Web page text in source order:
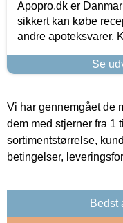
Apopro.dk er
sikkert kan købe
andre apoteksvarer.
Se
Vi har gennemgået de
dem med stjerner fra 1
sortimentstørrelse,
betingelser,
Bedst